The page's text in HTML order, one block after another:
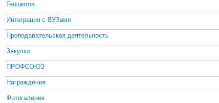
Геошкола
Интеграция с ВУЗами
Преподавательская деятельность
Закупки
ПРОФСОЮЗ
Награждения
Фотогалерея